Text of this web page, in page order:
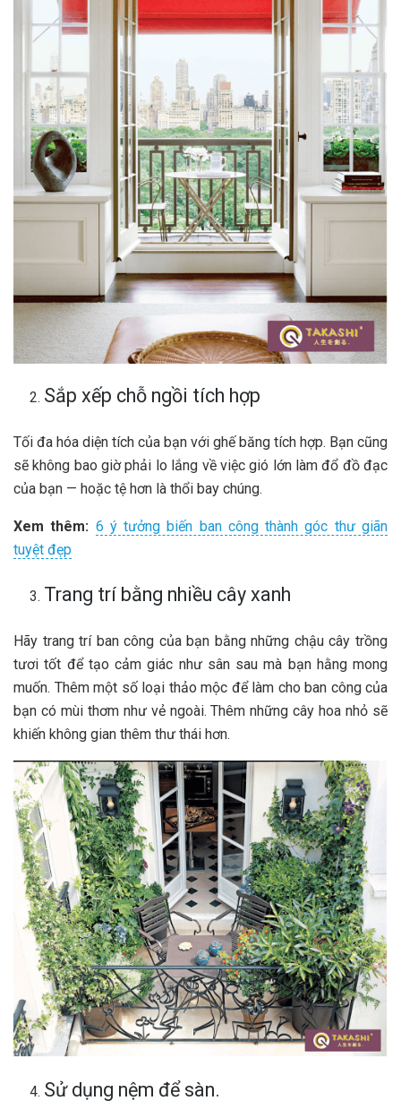
Sắp xếp chỗ ngồi tích hợp
Tối đa hóa diện tích của bạn với ghế băng tích hợp. Bạn cũng
sẽ không bao giờ phải lo lắng về việc gió lớn làm đổ đồ đạc
của bạn — hoặc tệ hơn là thổi bay chúng.
Xem thêm: 6 ý tưởng biến ban công thành góc thư giãn
tuyệt đẹp
Trang trí bằng nhiều cây xanh
Hãy trang trí ban công của bạn bằng những chậu cây trồng
tươi tốt để tạo cảm giác như sân sau mà bạn hằng mong
muốn. Thêm một số loại thảo mộc để làm cho ban công của
bạn có mùi thơm như vẻ ngoài. Thêm những cây hoa nhỏ sẽ
khiến không gian thêm thư thái hơn.
Sử dụng nệm để sàn.